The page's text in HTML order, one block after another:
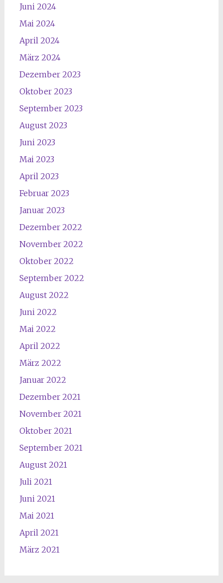
Juni 2024
Mai 2024
April 2024
März 2024
Dezember 2023
Oktober 2023
September 2023
August 2023
Juni 2023
Mai 2023
April 2023
Februar 2023
Januar 2023
Dezember 2022
November 2022
Oktober 2022
September 2022
August 2022
Juni 2022
Mai 2022
April 2022
März 2022
Januar 2022
Dezember 2021
November 2021
Oktober 2021
September 2021
August 2021
Juli 2021
Juni 2021
Mai 2021
April 2021
März 2021